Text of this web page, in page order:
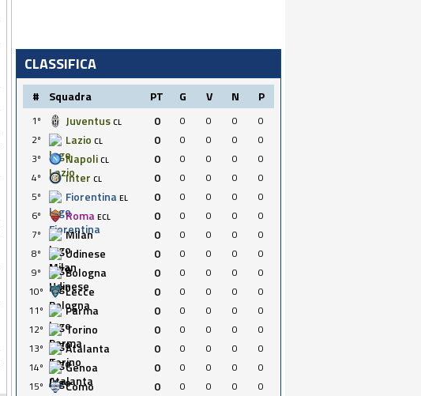
CLASSIFICA
# Squadra PT G V N P
1º Juventus CL 0 0 0 0
0
2º
Lazio CL 0 0 0 0
0
3º
Napoli CL 0 0 0 0
0
4º
Inter CL 0 0 0 0
0
5º
Fiorentina EL 0 0 0 0
0
6º
Roma ECL 0 0 0 0
0
7º
Milan 0 0 0 0
0
8º
Udinese 0 0 0 0
0
9º
Bologna 0 0 0 0
0
10º
Lecce 0 0 0 0
0
11º
Parma 0 0 0 0
0
12º
Torino 0 0 0 0
0
13º
Atalanta 0 0 0 0
0
14º
Genoa 0 0 0 0
0
15º
Como 0 0 0 0 0